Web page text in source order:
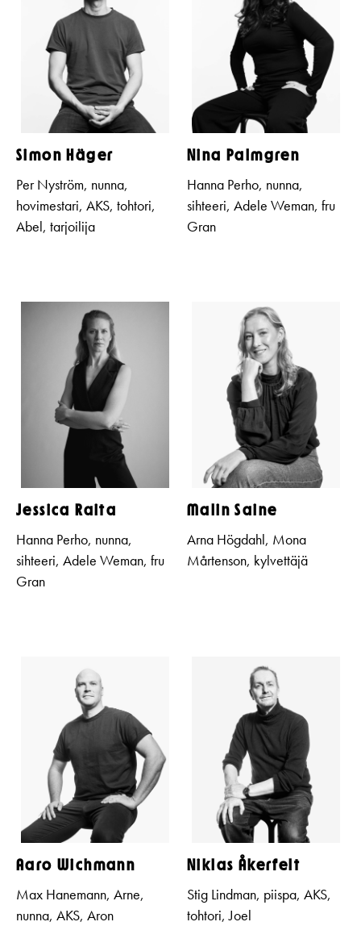
Simon Häger
Per Nyström, nunna,
hovimestari, AKS, tohtori,
Abel, tarjoilija
Nina Palmgren
Hanna Perho, nunna,
sihteeri, Adele Weman, fru
Gran
Jessica Raita
Hanna Perho, nunna,
sihteeri, Adele Weman, fru
Gran
Malin Saine
Arna Högdahl, Mona
Mårtenson, kylvettäjä
Aaro Wichmann
Max Hanemann, Arne,
nunna, AKS, Aron
Niklas Åkerfelt
Stig Lindman, piispa, AKS,
tohtori, Joel